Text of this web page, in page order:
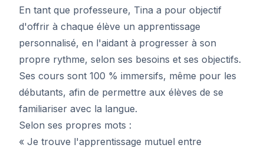
En tant que professeure, Tina a pour objectif
d'offrir à chaque élève un apprentissage
personnalisé, en l'aidant à progresser à son
propre rythme, selon ses besoins et ses objectifs.
Ses cours sont 100 % immersifs, même pour les
débutants, afin de permettre aux élèves de se
familiariser avec la langue.
Selon ses propres mots :
« Je trouve l'apprentissage mutuel entre